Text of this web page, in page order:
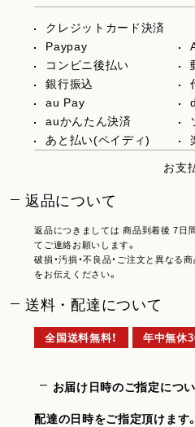
クレジットカード決済
Paypay
コンビニ後払い
銀行振込
au Pay
auかんたん決済
あと払い(ペイディ)
お支
返品について
返品につきましては 商品到着後 7日
てご連絡お願いします。
破損・汚損・不良品・ご注文と異なる
をお伝えください。
送料・配達について
全国送料無料！ 年中無休
お届け日時のご指定につ
配達の日時をご指定頂けます。